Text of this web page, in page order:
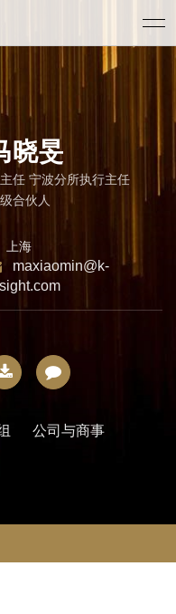
晓旻
任 宁波分所执行主任
合伙人
上海
maxiaomin@k-
历
公司与商事